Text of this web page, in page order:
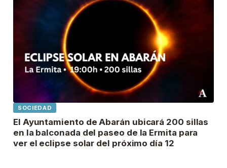
SOCIEDAD
El Ayuntamiento de Abarán ubicará 200 sillas
en la balconada del paseo de la Ermita para
ver el eclipse solar del próximo día 12